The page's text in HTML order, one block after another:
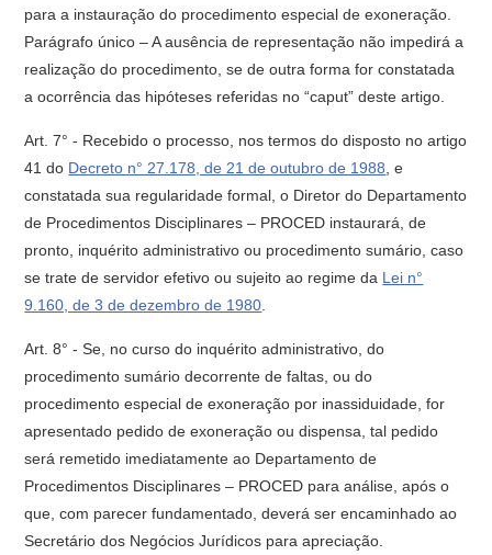
para a instauração do procedimento especial de exoneração.
Parágrafo único – A ausência de representação não impedirá a
realização do procedimento, se de outra forma for constatada
a ocorrência das hipóteses referidas no “caput” deste artigo.
Art. 7° - Recebido o processo, nos termos do disposto no artigo
41 do Decreto n° 27.178, de 21 de outubro de 1988 , e
constatada sua regularidade formal, o Diretor do Departamento
de Procedimentos Disciplinares – PROCED instaurará, de
pronto, inquérito administrativo ou procedimento sumário, caso
se trate de servidor efetivo ou sujeito ao regime da Lei n°
9.160, de 3 de dezembro de 1980
Art. 8° - Se, no curso do inquérito administrativo, do
procedimento sumário decorrente de faltas, ou do
procedimento especial de exoneração por inassiduidade, for
apresentado pedido de exoneração ou dispensa, tal pedido
será remetido imediatamente ao Departamento de
Procedimentos Disciplinares – PROCED para análise, após o
que, com parecer fundamentado, deverá ser encaminhado ao
Secretário dos Negócios Jurídicos para apreciação.